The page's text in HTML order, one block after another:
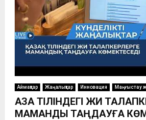
Аймақтар Жаңалықтар Инновация Маңғыстау
ҚАЗАҚ ТІЛІНДЕГІ ЖИ
МАМАНДЫҚ ТАҢДАУҒА